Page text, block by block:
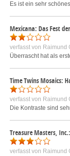
Es ist ein sehr
Mexicana: Das Fest
verfasst von Raimund
Überrascht hat als
Time Twins Mosaics:
verfasst von Raimund
Die Kontraste sind
Treasure Masters,
verfasst von Raimund